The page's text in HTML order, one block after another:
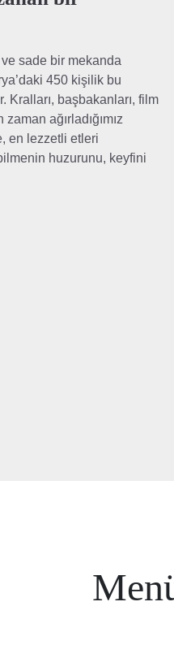
sade bir mekanda
450 kişilik bu
Kralları, başbakanları, film
ağırladığımız
en lezzetli etleri
huzurunu, keyfini